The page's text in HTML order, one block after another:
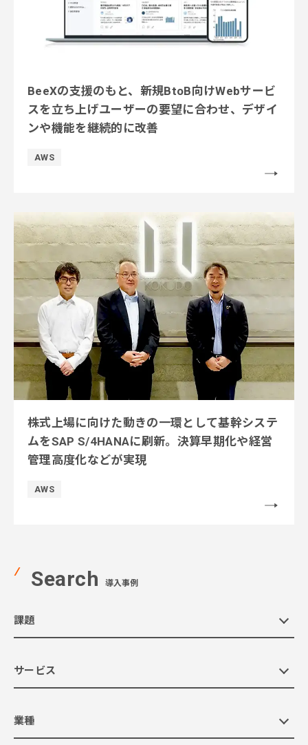
BeeXの支援のもと、新規BtoB向けWebサービ
スを立ち上げユーザーの要望に合わせ、デザイ
ンや機能を継続的に改善
AWS
株式上場に向けた動きの一環として基幹システ
ムをSAP S/4HANAに刷新。決算早期化や経営
管理高度化などが実現
AWS
Search 導入事例
課題
サービス
業種